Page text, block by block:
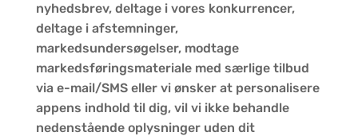
nyhedsbrev, deltage i vores konkurrencer,
deltage i afstemninger,
markedsundersøgelser, modtage
markedsføringsmateriale med særlige tilbud
via e-mail/SMS eller vi ønsker at personalisere
appens indhold til dig, vil vi ikke behandle
nedenstående oplysninger uden dit